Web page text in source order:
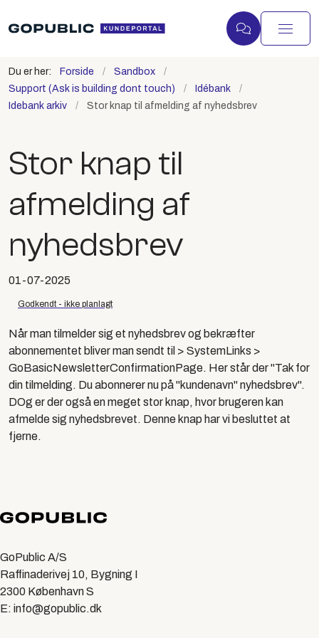
Du er her: Forside
Sandbox
Support (Ask is building dont touch)
Idébank
Idebank arkiv
Stor knap til afmelding af nyhedsbrev
Stor knap til
afmelding af
nyhedsbrev
01-07-2025
Godkendt - ikke planlagt
Når man tilmelder sig et nyhedsbrev og bekræfter
abonnementet bliver man sendt til > SystemLinks >
GoBasicNewsletterConfirmationPage. Her står der "Tak for
din tilmelding. Du abonnerer nu på "kundenavn" nyhedsbrev".
DOg er der også en meget stor knap, hvor brugeren kan
afmelde sig nyhedsbrevet. Denne knap har vi besluttet at
fjerne.
GoPublic A/S
Raffinaderivej 10, Bygning I
2300 København S
E: info@gopublic.dk